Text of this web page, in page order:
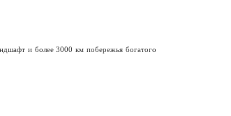
и более 3000 км побережья богатого